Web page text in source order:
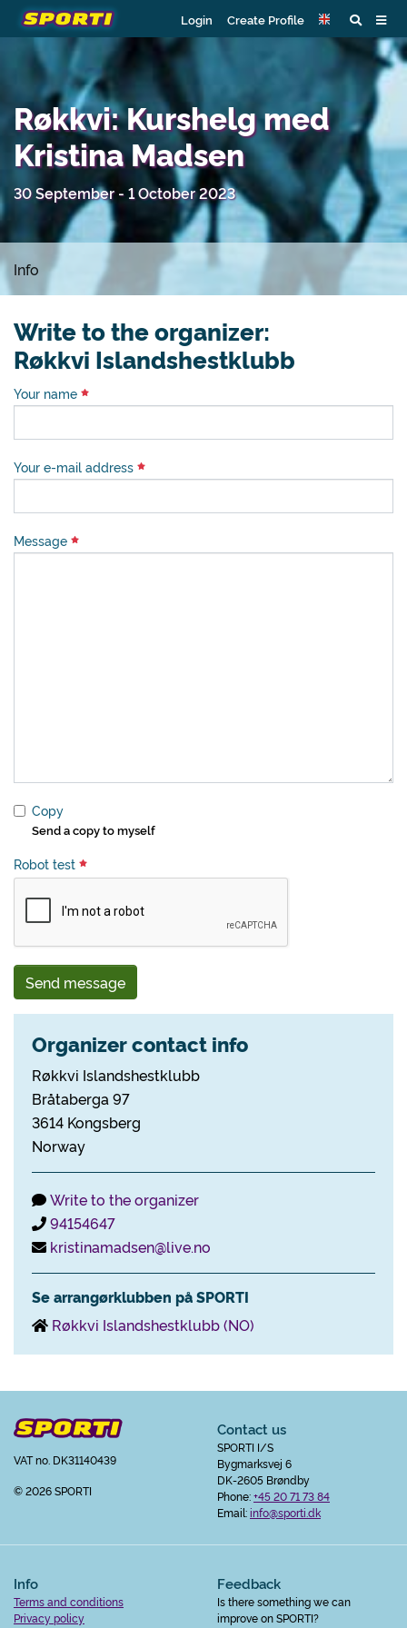
Login Create Profile
Røkkvi: Kurshelg med
Kristina Madsen
30 September - 1 October 2023
Info
Write to the organizer:
Røkkvi Islandshestklubb
Your name
Your e-mail address
Message
Copy
Send a copy to myself
Robot test
Send message
Organizer contact info
Røkkvi Islandshestklubb
Bråtaberga 97
3614 Kongsberg
Norway
Write to the organizer
94154647
kristinamadsen@live.no
Se arrangørklubben på SPORTI
Røkkvi Islandshestklubb (NO)
VAT no. DK31140439
© 2026 SPORTI
Contact us
SPORTI I/S
Bygmarksvej 6
DK-2605 Brøndby
Phone:+45 20 71 73 84
Email:info@sporti.dk
Info
Terms and conditions
Privacy policy
Feedback
Is there something we can
improve on SPORTI?